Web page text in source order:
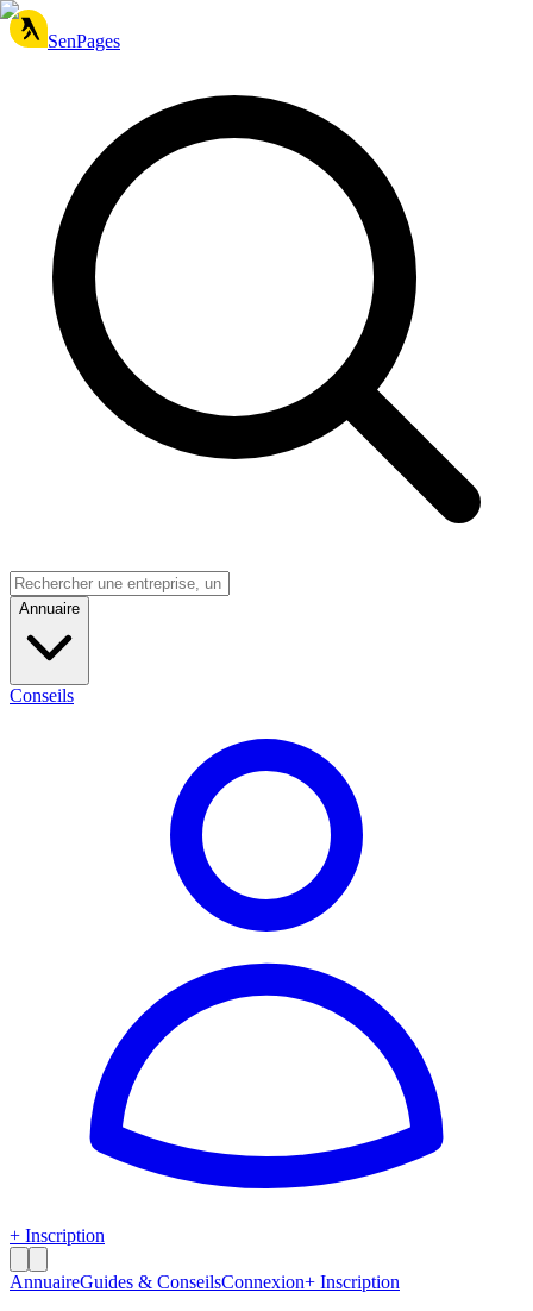
SenPages
Annuaire
Conseils
+ Inscription
AnnuaireGuides & ConseilsConnexion+ Inscription